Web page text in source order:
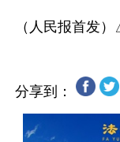
分享到：